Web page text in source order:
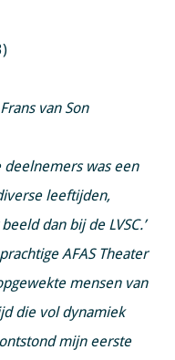
van Son
deelnemers was een
leeftijden,
dan bij de LVSC.’
AFAS Theater
mensen van
die vol dynamiek
mijn eerste